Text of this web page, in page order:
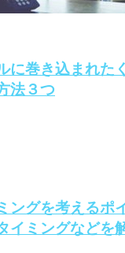
に巻き込まれた
法３つ
ングを考えるポ
イミングなどを